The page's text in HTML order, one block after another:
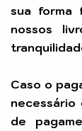
sua forma
nossos
Caso o
necessário
de